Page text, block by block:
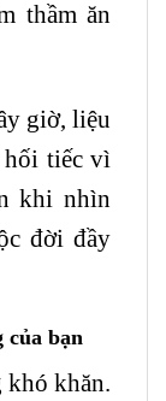
thầm ăn
giờ, liệu
hối tiếc vì
khi nhìn
đời đầy
của bạn
khó khăn.